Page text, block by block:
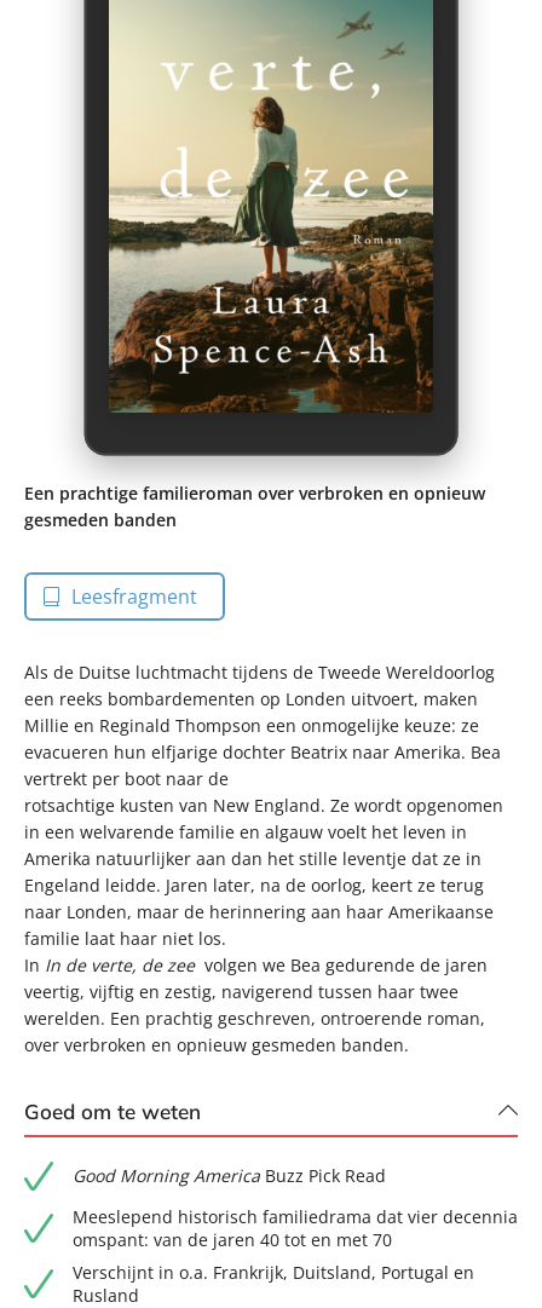
Een prachtige familieroman over verbroken en opnieuw
gesmeden banden
Leesfragment
Als de Duitse luchtmacht tijdens de Tweede Wereldoorlog
een reeks bombardementen op Londen uitvoert, maken
Millie en Reginald Thompson een onmogelijke keuze: ze
evacueren hun elfjarige dochter Beatrix naar Amerika. Bea
vertrekt per boot naar de
rotsachtige kusten van New England. Ze wordt opgenomen
in een welvarende familie en algauw voelt het leven in
Amerika natuurlijker aan dan het stille leventje dat ze in
Engeland leidde. Jaren later, na de oorlog, keert ze terug
naar Londen, maar de herinnering aan haar Amerikaanse
familie laat haar niet los.
In In de verte, de zeevolgen we Bea gedurende de jaren
veertig, vijftig en zestig, navigerend tussen haar twee
werelden. Een prachtig geschreven, ontroerende roman,
over verbroken en opnieuw gesmeden banden.
Goed om te weten
Good Morning America Buzz Pick Read
Meeslepend historisch familiedrama dat vier decennia
omspant: van de jaren 40 tot en met 70
Verschijnt in o.a. Frankrijk, Duitsland, Portugal en
Rusland